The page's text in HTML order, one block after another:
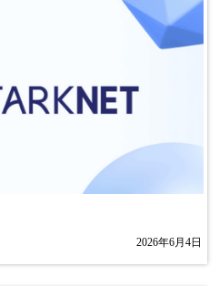
2026年6月4日